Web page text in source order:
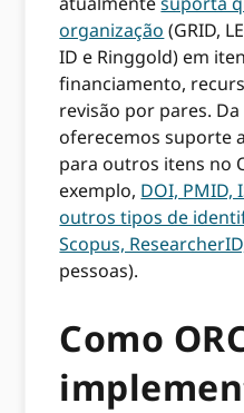
organização (GRID,
ID e Ringgold) em
financiamento,
revisão por pares.
oferecemos suporte
para outros itens no
exemplo, DOI, PMID,
outros tipos de
Scopus,
pessoas).
Como